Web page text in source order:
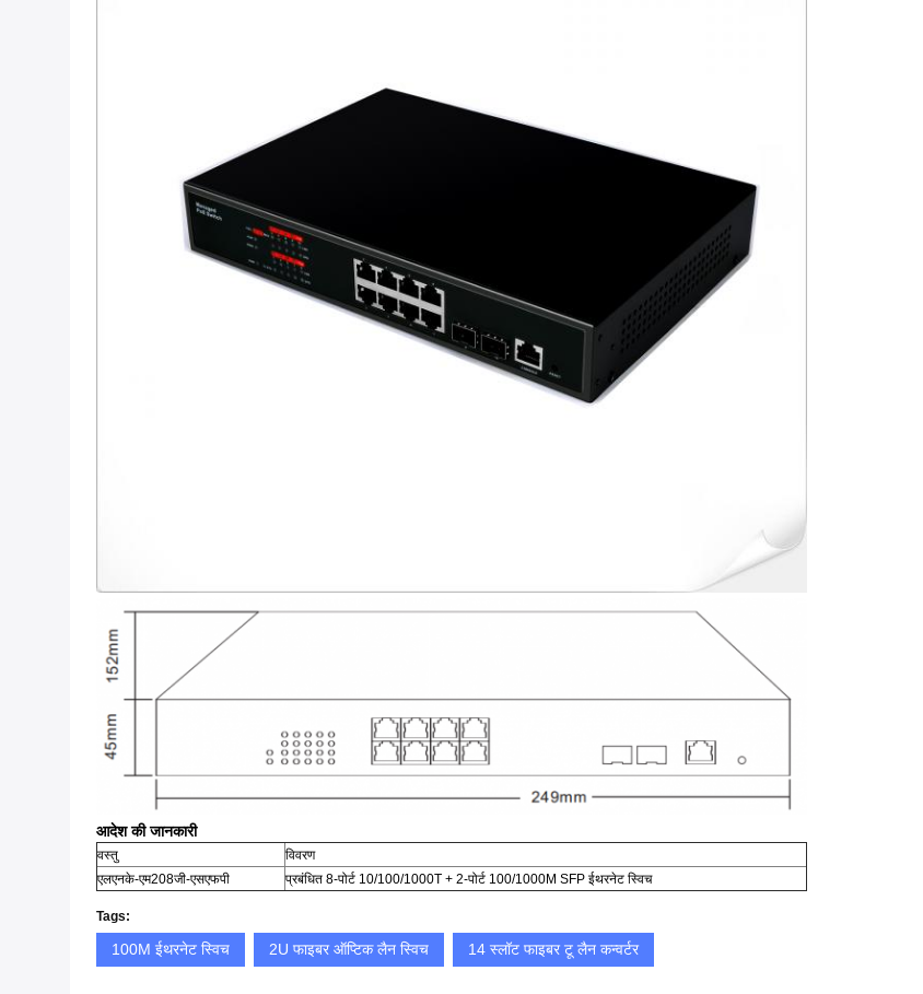
आदेश की जानकारी
वस्तु
विवरण
एलएनके-एम208जी-एसएफपी
प्रबंधित 8-पोर्ट 10/100/1000T + 2-पोर्ट 100/1000M SFP ईथरनेट स्विच
Tags:
100M ईथरनेट स्विच 2U फाइबर ऑप्टिक लैन स्विच 14 स्लॉट फाइबर टू लैन कन्वर्टर